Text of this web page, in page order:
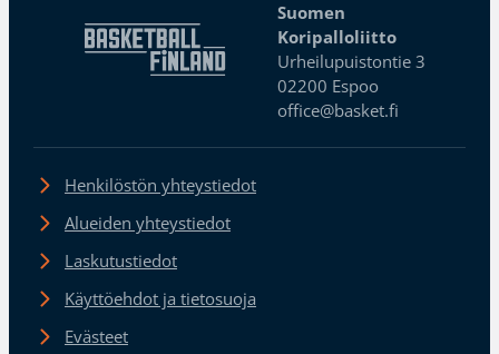
Suomen
Koripalloliitto
Urheilupuistontie 3
02200 Espoo
office@basket.fi
Henkilöstön yhteystiedot
Alueiden yhteystiedot
Laskutustiedot
Käyttöehdot ja tietosuoja
Evästeet